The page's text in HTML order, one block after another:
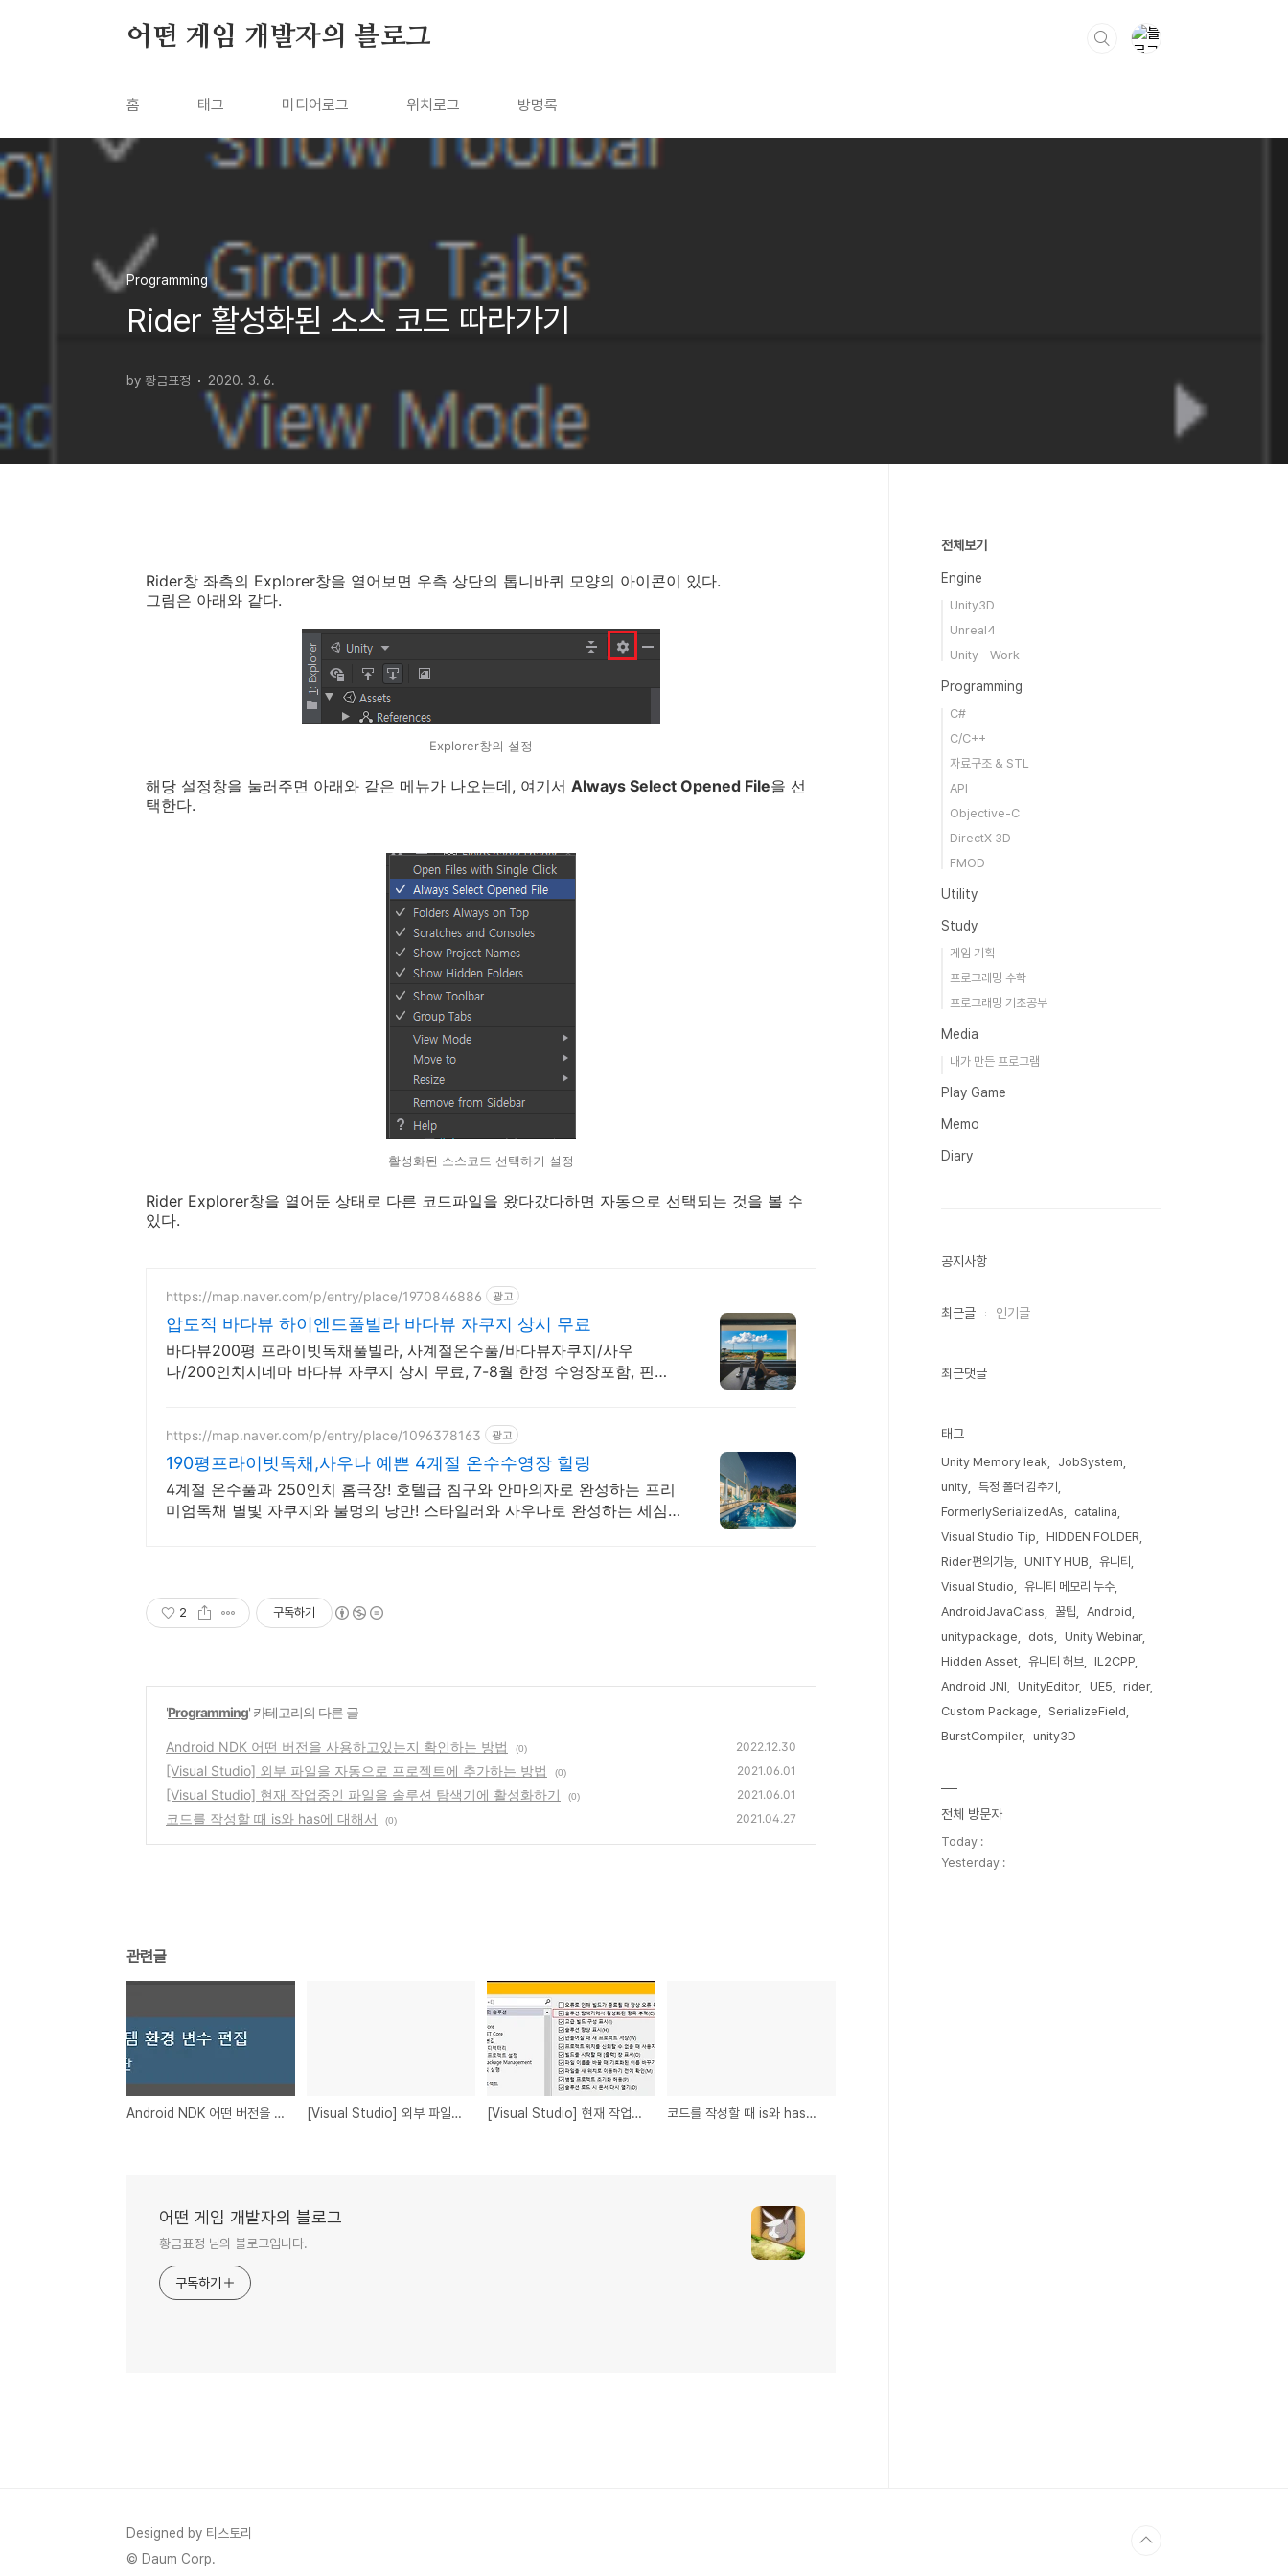
어떤 게임 개발자의 블로그
홈 태그 미디어로그 위치로그 방명록
Programming
Rider 활성화된 소스 코드 따라가기
by 황금표정 2020. 3. 6.
Rider창 좌측의 Explorer창을 열어보면 우측 상단의 톱니바퀴 모양의 아이콘이 있다.
그림은 아래와 같다.
Explorer창의 설정
해당 설정창을 눌러주면 아래와 같은 메뉴가 나오는데, 여기서 Always Select Opened File을 선
택한다.
활성화된 소스코드 선택하기 설정
Rider Explorer창을 열어둔 상태로 다른 코드파일을 왔다갔다하면 자동으로 선택되는 것을 볼 수
있다.
https://map.naver.com/p/entry/place/1970846886 광고
압도적 바다뷰 하이엔드풀빌라 바다뷰 자쿠지 상시 무료
바다뷰200평 프라이빗독채풀빌라, 사계절온수풀/바다뷰자쿠지/사우
나/200인치시네마 바다뷰 자쿠지 상시 무료, 7-8월 한정 수영장포함, 핀란
https://map.naver.com/p/entry/place/1096378163 광고
190평프라이빗독채,사우나 예쁜 4계절 온수수영장 힐링
4계절 온수풀과 250인치 홈극장! 호텔급 침구와 안마의자로 완성하는 프리
미엄독채 별빛 자쿠지와 불멍의 낭만! 스타일러와 사우나로 완성하는 세심
2 구독하기
'Programming' 카테고리의 다른 글
Android NDK 어떤 버전을 사용하고있는지 확인하는 방법 (0) 2022.12.30
[Visual Studio] 외부 파일을 자동으로 프로젝트에 추가하는 방법 (0) 2021.06.01
[Visual Studio] 현재 작업중인 파일을 솔루션 탐색기에 활성화하기 (0) 2021.06.01
코드를 작성할 때 is와 has에 대해서 (0) 2021.04.27
관련글
Android NDK 어떤 버전을 사용하고있는지 확인하는 방법 [Visual Studio] 외부 파일을 자동으로 프로젝트에 추가하는 방법 [Visual Studio] 현재 작업중인 파일을 솔루션 탐색기에 활성화하기 코드를 작성할 때 is와 has에 대해서
어떤 게임 개발자의 블로그
황금표정 님의 블로그입니다.
구독하기
전체보기
Engine
Unity3D
Unreal4
Unity - Work
Programming
C#
C/C++
자료구조 & STL
API
Objective-C
DirectX 3D
FMOD
Utility
Study
게임 기획
프로그래밍 수학
프로그래밍 기초공부
Media
내가 만든 프로그램
Play Game
Memo
Diary
공지사항
최근글 인기글
최근댓글
태그
Unity Memory leak
JobSystem
unity
특정 폴더 감추기
FormerlySerializedAs
catalina
Visual Studio Tip
HIDDEN FOLDER
Rider편의기능
UNITY HUB
유니티
Visual Studio
유니티 메모리 누수
AndroidJavaClass
꿀팁
Android
unitypackage
dots
Unity Webinar
Hidden Asset
유니티 허브
IL2CPP
Android JNI
UnityEditor UE5
rider
Custom Package
SerializeField
BurstCompiler
unity3D
전체 방문자
Today :
Yesterday :
Designed by 티스토리
© Daum Corp.